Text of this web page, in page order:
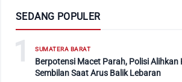
SEDANG POPULER
1 SUMATERA BARAT
Berpotensi Macet Parah, Polisi Alihkan
Sembilan Saat Arus Balik Lebaran